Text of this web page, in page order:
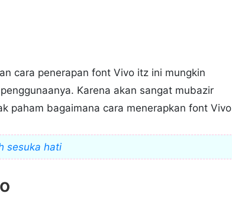
cara penerapan font Vivo itz ini mungkin
Karena akan sangat mubazir
paham bagaimana cara menerapkan font Vivo
sesuka hati